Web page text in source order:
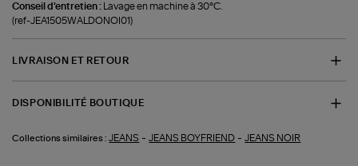
Conseil d'entretien :
Lavage en machine à 30°C.
(ref-JEA1505WALDONOI01)
LIVRAISON ET RETOUR
DISPONIBILITÉ BOUTIQUE
Collections similaires : JEANS -JEANS BOYFRIEND -JEANS NOIR